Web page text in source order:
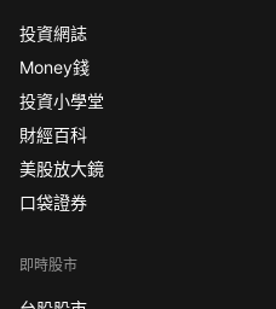
投資網誌
Money錢
投資小學堂
財經百科
美股放大鏡
口袋證券
即時股市